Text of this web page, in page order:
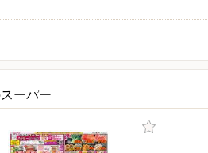
ーパー